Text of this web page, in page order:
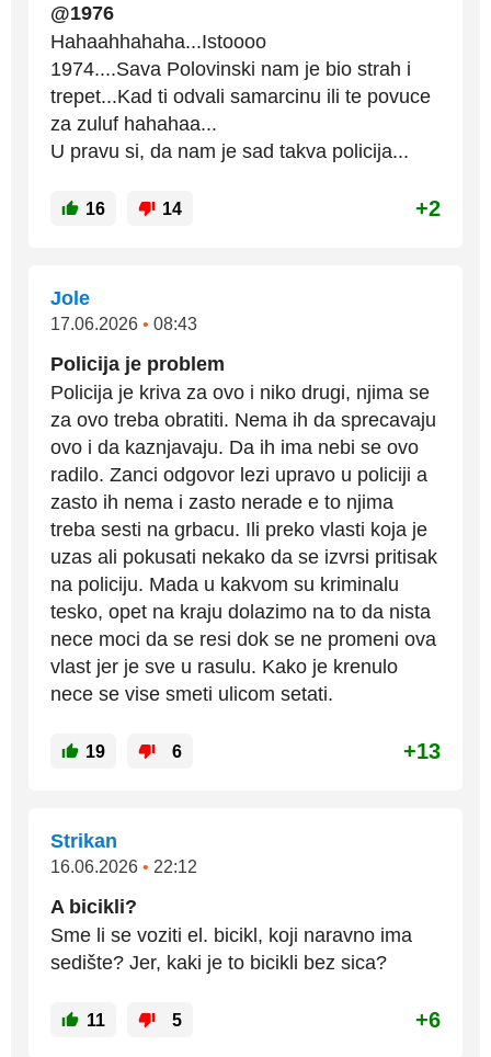
@1976
Hahaahhahaha...Istoooo
1974....Sava Polovinski nam je bio strah i
trepet...Kad ti odvali samarcinu ili te povuce
za zuluf hahahaa...
U pravu si, da nam je sad takva policija...
16 14 +2
Jole
17.06.2026 • 08:43
Policija je problem
Policija je kriva za ovo i niko drugi, njima se
za ovo treba obratiti. Nema ih da sprecavaju
ovo i da kaznjavaju. Da ih ima nebi se ovo
radilo. Zanci odgovor lezi upravo u policiji a
zasto ih nema i zasto nerade e to njima
treba sesti na grbacu. Ili preko vlasti koja je
uzas ali pokusati nekako da se izvrsi pritisak
na policiju. Mada u kakvom su kriminalu
tesko, opet na kraju dolazimo na to da nista
nece moci da se resi dok se ne promeni ova
vlast jer je sve u rasulu. Kako je krenulo
nece se vise smeti ulicom setati.
19 6 +13
Strikan
16.06.2026 • 22:12
A bicikli?
Sme li se voziti el. bicikl, koji naravno ima
sedište? Jer, kaki je to bicikli bez sica?
11 5 +6